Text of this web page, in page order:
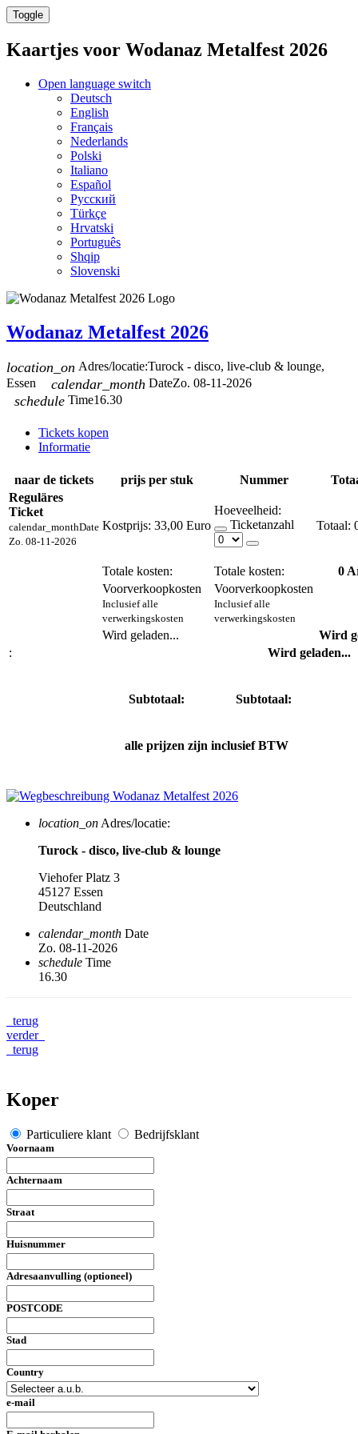
Toggle
Kaartjes voor Wodanaz Metalfest 2026
Open language switch
Deutsch
English
Français
Nederlands
Polski
Italiano
Español
Русский
Türkçe
Hrvatski
Português
Shqip
Slovenski
Wodanaz Metalfest 2026
location_on Adres/locatie:Turock - disco, live-club & lounge,
Essen
calendar_month DateZo. 08-11-2026
schedule Time16.30
Tickets kopen
Informatie
naar de tickets prijs per stuk Nummer
Reguläres
Ticket
calendar_monthDate
Zo. 08-11-2026
Kostprijs: 33,00 Euro
Hoeveelheid:
Ticketanzahl
Totale kosten: Totale kosten: 0
Voorverkoopkosten
Inclusief alle
verwerkingskosten
Voorverkoopkosten
Inclusief alle
verwerkingskosten
Wird geladen...
Wird
:
Wird geladen...
Subtotaal: Subtotaal:
alle prijzen zijn inclusief BTW
location_on Adres/locatie:
Turock - disco, live-club & lounge
Viehofer Platz 3
45127 Essen
Deutschland
calendar_month Date
Zo. 08-11-2026
schedule Time
16.30
terug
verder
terug
Koper
Particuliere klant Bedrijfsklant
Voornaam
Achternaam
Straat
Huisnummer
Adresaanvulling (optioneel)
POSTCODE
Stad
Country
e-mail